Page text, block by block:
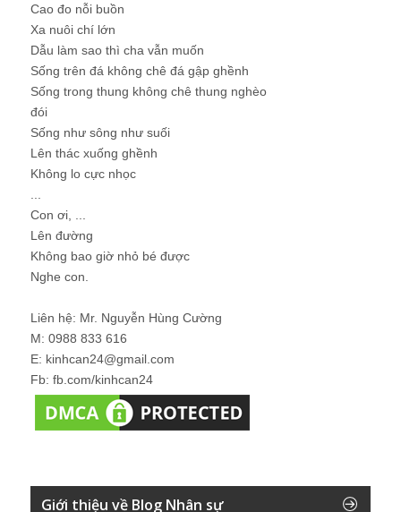
Cao đo nỗi buồn
Xa nuôi chí lớn
Dẫu làm sao thì cha vẫn muốn
Sống trên đá không chê đá gập ghềnh
Sống trong thung không chê thung nghèo
đói
Sống như sông như suối
Lên thác xuống ghềnh
Không lo cực nhọc
Con ơi, ...
Lên đường
Không bao giờ nhỏ bé được
Nghe con.
Liên hệ: Mr. Nguyễn Hùng Cường
M: 0988 833 616
E: kinhcan24@gmail.com
Fb: fb.com/kinhcan24
Giới thiệu về Blog Nhân sự